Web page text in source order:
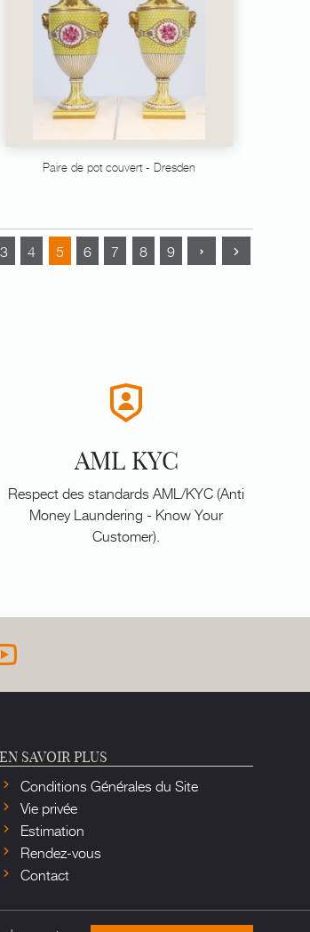
Paire de pot couvert - Dresden
3 4 5 6 7 8 9
AML KYC
Respect des standards AML/KYC (Anti
Money Laundering - Know Your
Customer).
EN SAVOIR PLUS
Conditions Générales du Site
Vie privée
Estimation
Rendez-vous
Contact